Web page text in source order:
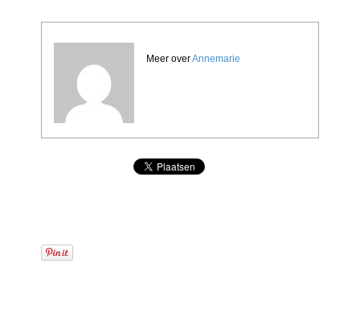
Meer overAnnemarie